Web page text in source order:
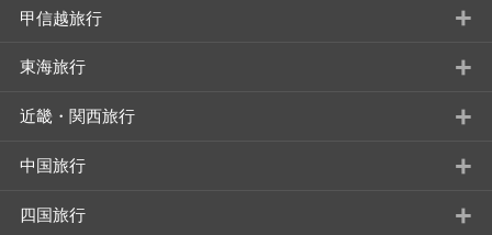
甲信越旅行 +
東海旅行 +
近畿・関西旅行 +
中国旅行 +
四国旅行 +